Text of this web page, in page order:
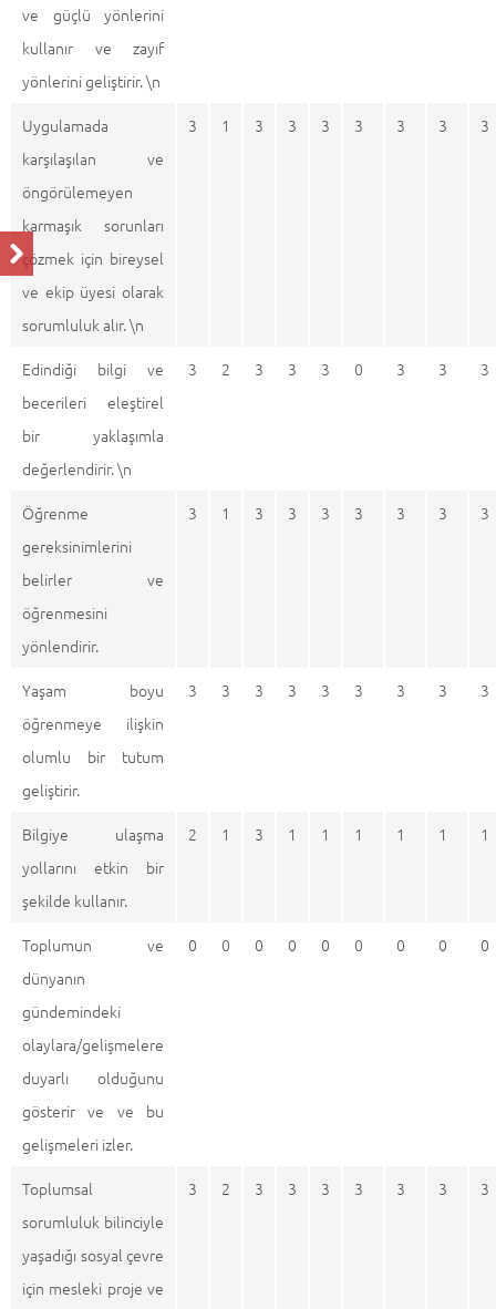
ve güçlü yönlerini
kullanır ve zayıf
yönlerini geliştirir. \n
Uygulamada
karşılaşılan ve
öngörülemeyen
karmaşık sorunları
çözmek için bireysel
ve ekip üyesi olarak
sorumluluk alır. \n
3 1 3 3 3 3 3 3 3
Edindiği bilgi ve
becerileri eleştirel
bir yaklaşımla
değerlendirir. \n
3 2 3 3 3 0 3 3 3
Öğrenme
gereksinimlerini
belirler ve
öğrenmesini
yönlendirir.
3 1 3 3 3 3 3 3 3
Yaşam boyu
öğrenmeye ilişkin
olumlu bir tutum
geliştirir.
3 3 3 3 3 3 3 3 3
Bilgiye ulaşma
yollarını etkin bir
şekilde kullanır.
2 1 3 1 1 1 1 1 1
Toplumun ve
dünyanın
gündemindeki
olaylara/gelişmelere
duyarlı olduğunu
gösterir ve ve bu
gelişmeleri izler.
0 0 0 0 0 0 0 0 0
Toplumsal
sorumluluk bilinciyle
yaşadığı sosyal çevre
için mesleki proje ve
3 2 3 3 3 3 3 3 3